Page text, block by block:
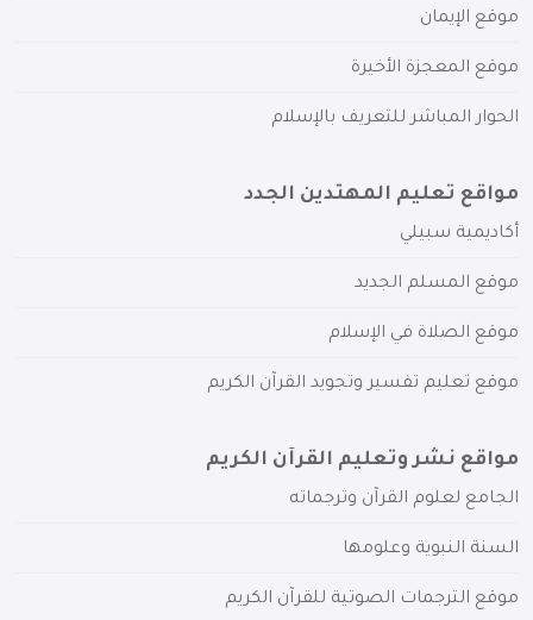
موقع الإيمان
موقع المعجزة الأخيرة
الحوار المباشر للتعريف بالإسلام
مواقع تعليم المهتدين الجدد
أكاديمية سبيلي
موقع المسلم الجديد
موقع الصلاة في الإسلام
موقع تعليم تفسير وتجويد القرآن الكريم
مواقع نشر وتعليم القرآن الكريم
الجامع لعلوم القرآن وترجماته
السنة النبوية وعلومها
موقع الترجمات الصوتية للقرآن الكريم